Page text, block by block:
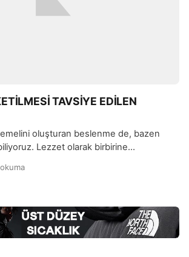
TAVSİYE EDİLEN
temelini oluşturan beslenme de, bazen
Lezzet olarak birbirine